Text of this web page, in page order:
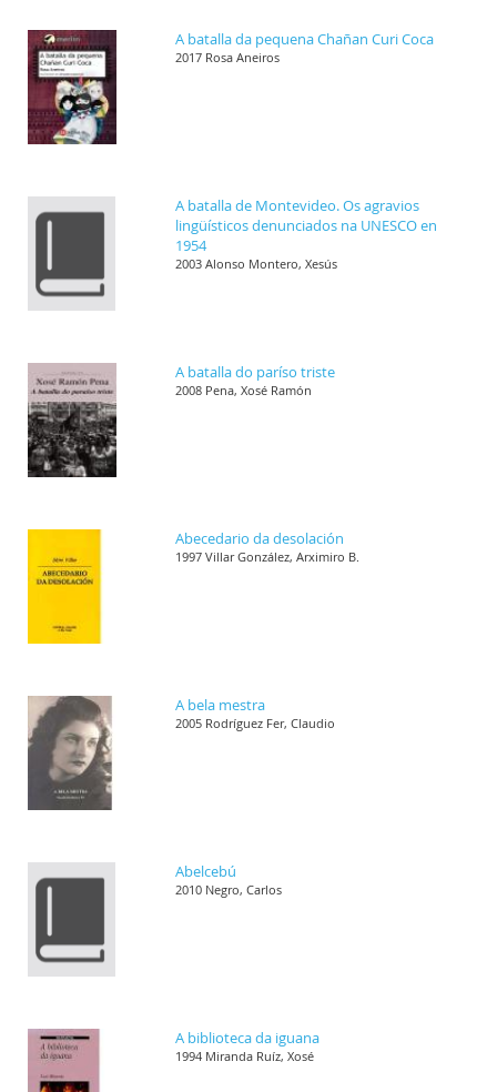
A batalla da pequena Chañan Curi Coca
2017 Rosa Aneiros
A batalla de Montevideo. Os agravios
lingüísticos denunciados na UNESCO en
1954
2003 Alonso Montero, Xesús
A batalla do paríso triste
2008 Pena, Xosé Ramón
Abecedario da desolación
1997 Villar González, Arximiro B.
A bela mestra
2005 Rodríguez Fer, Claudio
Abelcebú
2010 Negro, Carlos
A biblioteca da iguana
1994 Miranda Ruíz, Xosé